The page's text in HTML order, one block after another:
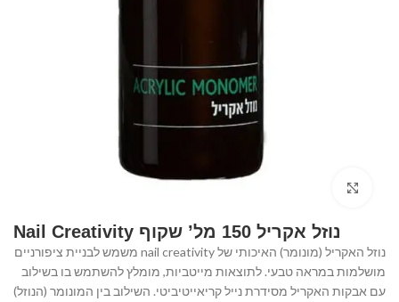
נוזל אקריל 150 מל’ שקוף Nail Creativity
נוזל האקריל (מונומר) האיכותי של nail creativity משמש לבניית ציפורניים
מושלמות במראה טבעי. לתוצאות מייטביות, מומלץ להשתמש בו בשילוב
עם אבקות האקריל מסידרת נייל קריאייטיביטי. השילוב בין המונומר (הנוזל)